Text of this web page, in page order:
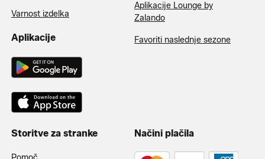
Varnost izdelka
Aplikacije
Aplikacije Lounge by
Zalando
Favoriti naslednje sezone
Storitve za stranke Načini plačila